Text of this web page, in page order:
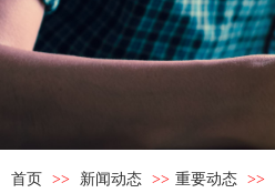
首页 >> 新闻动态 >> 重要动态 >>